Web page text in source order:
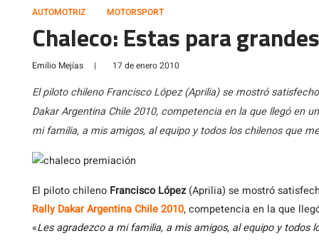
AUTOMOTRIZ MOTORSPORT
Chaleco: Estas para
Emilio Mejías | 17 de enero 2010
El piloto chileno Francisco López (Aprilia) se mostró
Dakar Argentina Chile 2010, competencia en la que llegó en
mi familia, a mis amigos, al equipo y todos los chilenos que
El piloto chileno Francisco López(Aprilia) se mostró
Rally Dakar Argentina Chile 2010, competencia en la que
«Les agradezco a mi familia, a mis amigos, al equipo y todos